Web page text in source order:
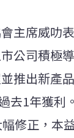
主席威叻
公司積極
推出新產
去1年獲利
修正，本